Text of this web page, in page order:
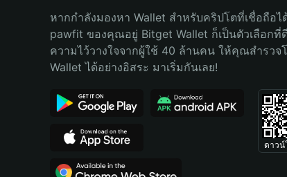
Bahasa Indonesia
Português (Brasil)
หากกำลังมองหา Wallet สำหรับคริปโตที่เชื่อถือไ
pawfit ของคุณอยู่ Bitget Wallet ก็เป็นตัวเลือก
ความไว้วางใจจากผู้ใช้ 40 ล้านคน ให้คุณสำรวจ
Wallet ได้อย่างอิสระ มาเริ่มกันเลย!
ดาวน์